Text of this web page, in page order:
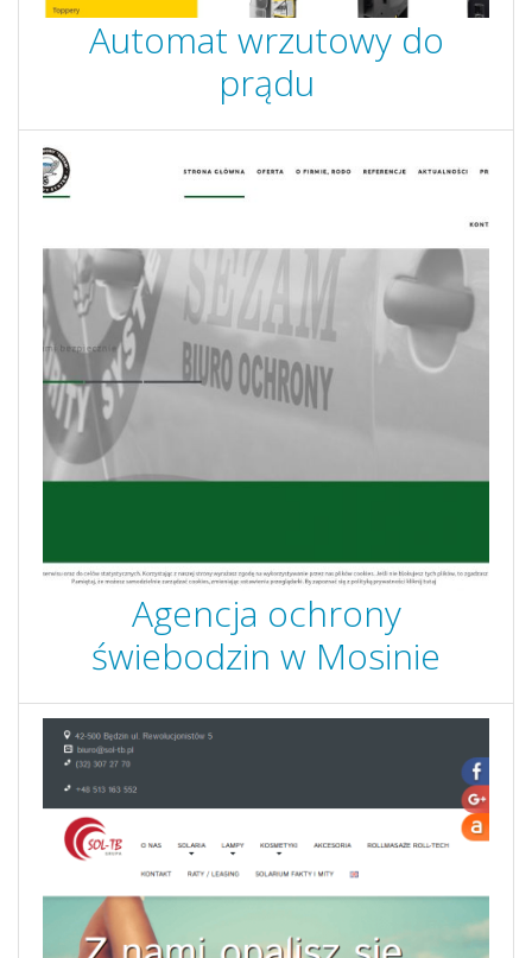
Automat wrzutowy do
prądu
Agencja ochrony
świebodzin w Mosinie